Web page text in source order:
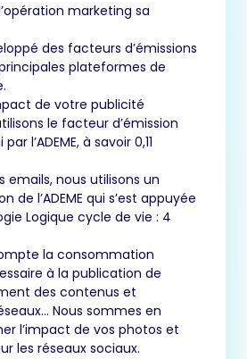
marketing sa
des facteurs d’émissions
plateformes de
de votre publicité
le facteur d’émission
l’ADEME, à savoir 0,11
emails, nous utilisons un
de l’ADEME qui s’est appuyée
Logique cycle de vie : 4
la consommation
à la publication de
des contenus et
Nous sommes en
l’impact de vos photos et
les réseaux sociaux.